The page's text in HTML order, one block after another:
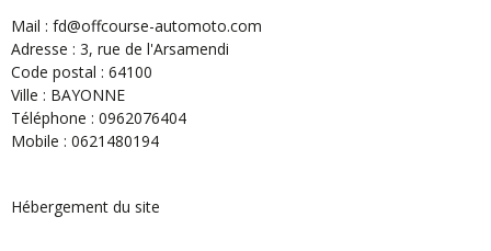
Mail : fd@offcourse-automoto.com
Adresse : 3, rue de l'Arsamendi
Code postal : 64100
Ville : BAYONNE
Téléphone : 0962076404
Mobile : 0621480194
Hébergement du site